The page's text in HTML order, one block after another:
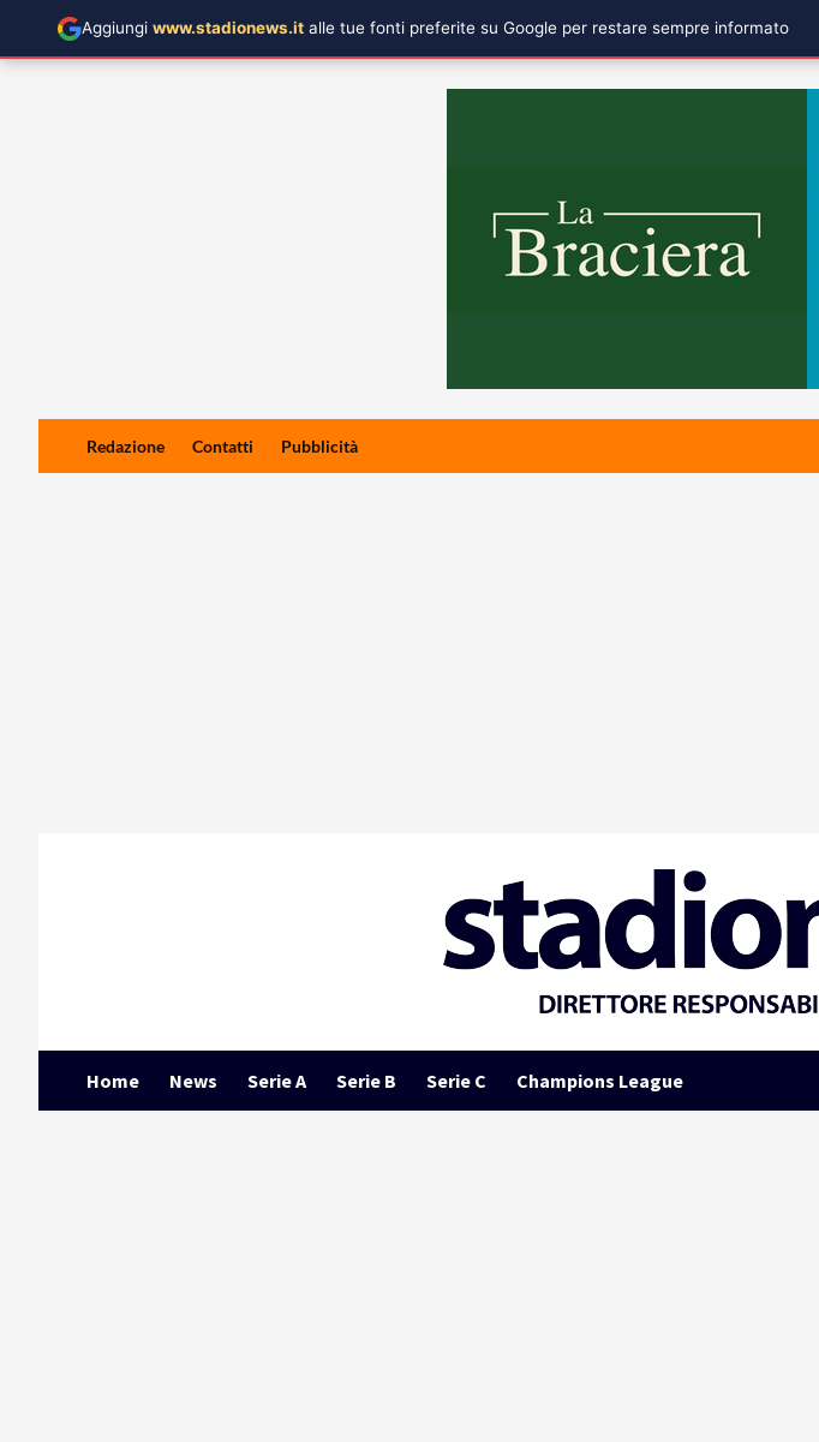
Redazione Contatti Pubblicità
Home News Serie A Serie B Serie C Champions League
Aggiungi www.stadionews.it alle tue fonti preferite su Google per restare sempre informato